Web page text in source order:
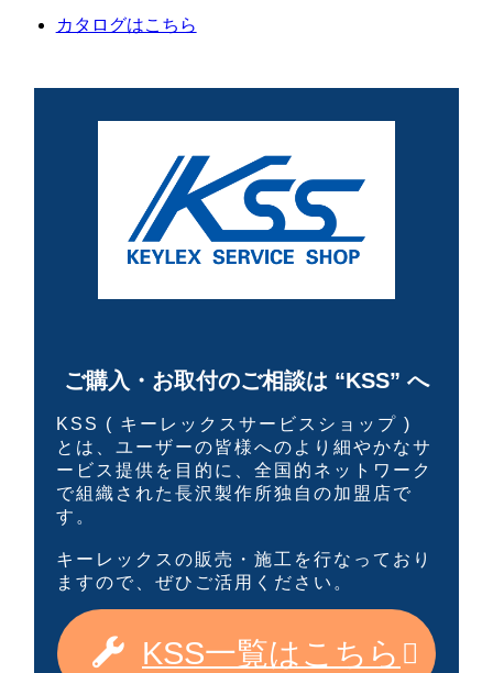
カタログはこちら
ご購入・お取付のご相談は “KSS” へ
KSS ( キーレックスサービスショップ )
とは、ユーザーの皆様へのより細やかなサ
ービス提供を目的に、全国的ネットワーク
で組織された長沢製作所独自の加盟店で
す。
キーレックスの販売・施工を行なっており
ますので、ぜひご活用ください。
KSS一覧はこちら